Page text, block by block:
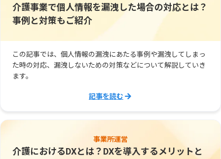
介護事業で個人情報を漏洩した場合の対応とは？
事例と対策もご紹介
この記事では、個人情報の漏洩にあたる事例や漏洩してしまっ
た時の対応、漏洩しないための対策などについて解説していき
ます。
記事を読む
事業所運営
介護におけるDXとは？DXを導入するメリットと